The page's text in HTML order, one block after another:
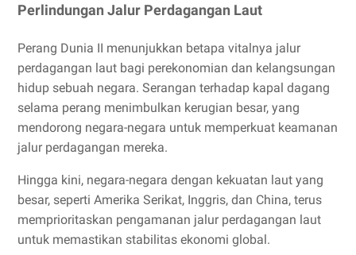
Perlindungan Jalur Perdagangan Laut
Perang Dunia II menunjukkan betapa vitalnya jalur
perdagangan laut bagi perekonomian dan kelangsungan
hidup sebuah negara. Serangan terhadap kapal dagang
selama perang menimbulkan kerugian besar, yang
mendorong negara-negara untuk memperkuat keamanan
jalur perdagangan mereka.
Hingga kini, negara-negara dengan kekuatan laut yang
besar, seperti Amerika Serikat, Inggris, dan China, terus
memprioritaskan pengamanan jalur perdagangan laut
untuk memastikan stabilitas ekonomi global.